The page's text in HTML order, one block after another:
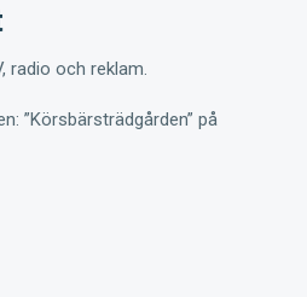
radio och reklam.
”Körsbärsträdgården” på